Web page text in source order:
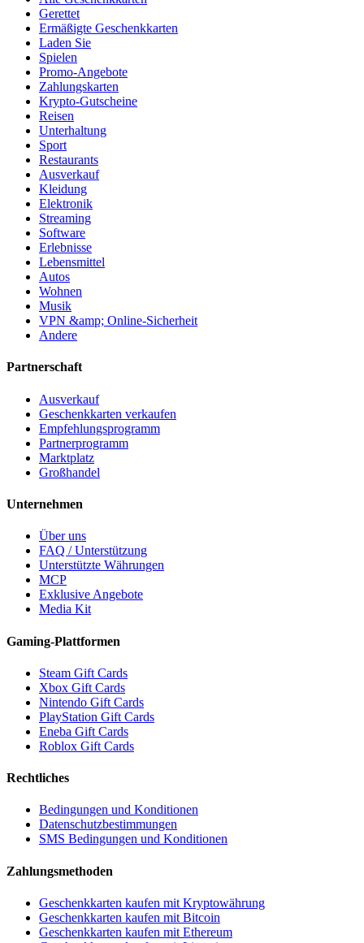
Gerettet
Ermäßigte Geschenkkarten
Laden Sie
Spielen
Promo-Angebote
Zahlungskarten
Krypto-Gutscheine
Reisen
Unterhaltung
Sport
Restaurants
Ausverkauf
Kleidung
Elektronik
Streaming
Software
Erlebnisse
Lebensmittel
Autos
Wohnen
Musik
VPN &amp; Online-Sicherheit
Andere
Partnerschaft
Ausverkauf
Geschenkkarten verkaufen
Empfehlungsprogramm
Partnerprogramm
Marktplatz
Großhandel
Unternehmen
Über uns
FAQ / Unterstützung
Unterstützte Währungen
MCP
Exklusive Angebote
Media Kit
Gaming-Plattformen
Steam Gift Cards
Xbox Gift Cards
Nintendo Gift Cards
PlayStation Gift Cards
Eneba Gift Cards
Roblox Gift Cards
Rechtliches
Bedingungen und Konditionen
Datenschutzbestimmungen
SMS Bedingungen und Konditionen
Zahlungsmethoden
Geschenkkarten kaufen mit Kryptowährung
Geschenkkarten kaufen mit Bitcoin
Geschenkkarten kaufen mit Ethereum